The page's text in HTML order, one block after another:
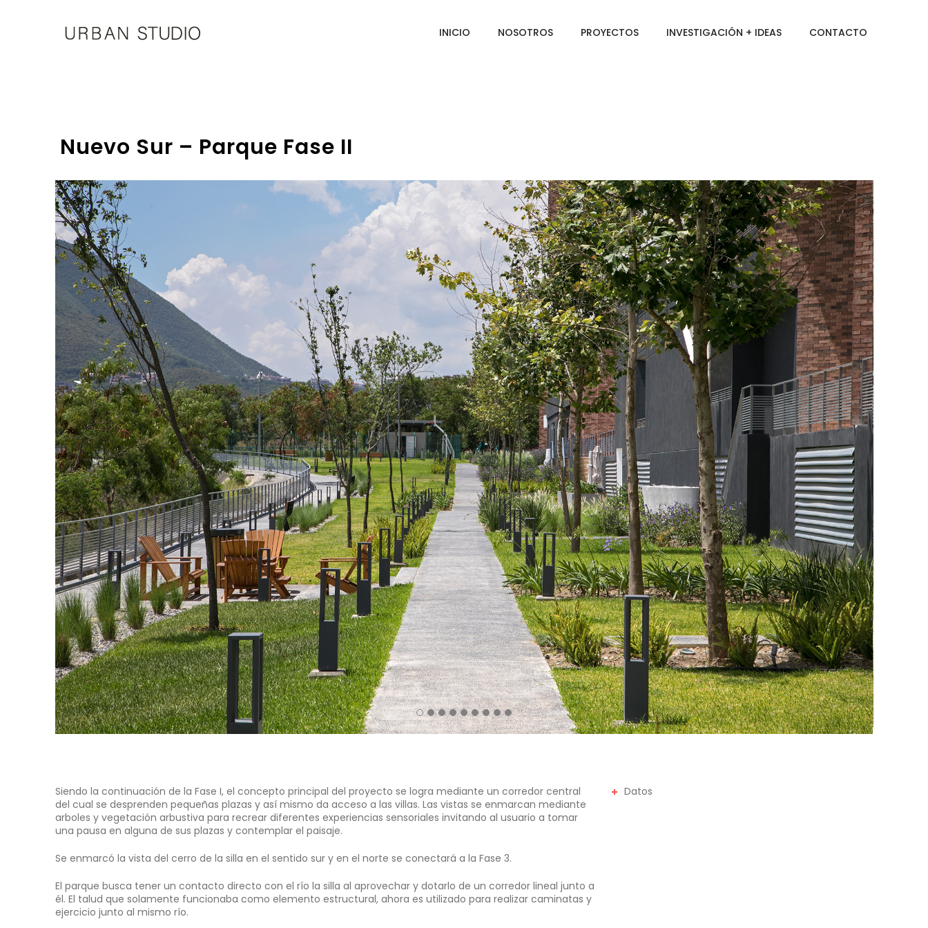
INICIO NOSOTROS PROYECTOS INVESTIGACIÓN + IDEAS CONTACTO
Nuevo Sur – Parque Fase II
Siendo la continuación de la Fase I, el concepto principal del proyecto se logra mediante un corredor central
del cual se desprenden pequeñas plazas y así mismo da acceso a las villas. Las vistas se enmarcan mediante
arboles y vegetación arbustiva para recrear diferentes experiencias sensoriales invitando al usuario a tomar
una pausa en alguna de sus plazas y contemplar el paisaje.
Se enmarcó la vista del cerro de la silla en el sentido sur y en el norte se conectará a la Fase 3.
El parque busca tener un contacto directo con el río la silla al aprovechar y dotarlo de un corredor lineal junto a
él. El talud que solamente funcionaba como elemento estructural, ahora es utilizado para realizar caminatas y
ejercicio junto al mismo río.
Datos